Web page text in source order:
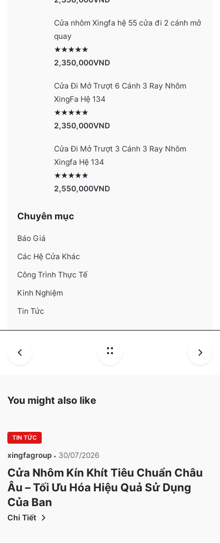
Cửa nhôm Xingfa hệ 55 cửa đi 2 cánh mở
quay
2,350,000VND
Cửa Đi Mở Trượt 6 Cánh 3 Ray Nhôm
XingFa Hệ 134
2,350,000VND
Cửa Đi Mở Trượt 3 Cánh 3 Ray Nhôm
Xingfa Hệ 134
2,550,000VND
Chuyên mục
Báo Giá
Các Hệ Cửa Khác
Công Trình Thực Tế
Kinh Nghiệm
Tin Tức
You might also like
TIN TỨC
xingfagroup 30/07/2026
Cửa Nhôm Kín Khít Tiêu Chuẩn Châu
Âu – Tối Ưu Hóa Hiệu Quả Sử Dụng
Của Bạn
Chi Tiết